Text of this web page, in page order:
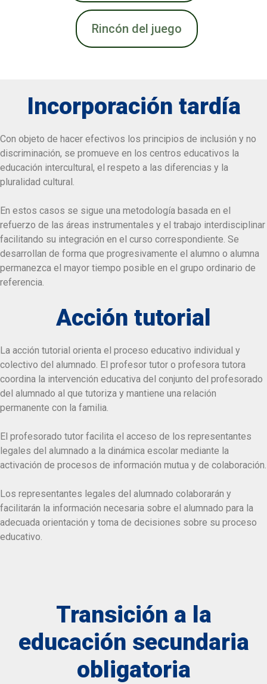
Rincón del juego
Incorporación tardía
Con objeto de hacer efectivos los principios de inclusión y no
discriminación, se promueve en los centros educativos la
educación intercultural, el respeto a las diferencias y la
pluralidad cultural.
En estos casos se sigue una metodología basada en el
refuerzo de las áreas instrumentales y el trabajo interdisciplinar
facilitando su integración en el curso correspondiente. Se
desarrollan de forma que progresivamente el alumno o alumna
permanezca el mayor tiempo posible en el grupo ordinario de
referencia.
Acción tutorial
La acción tutorial orienta el proceso educativo individual y
colectivo del alumnado. El profesor tutor o profesora tutora
coordina la intervención educativa del conjunto del profesorado
del alumnado al que tutoriza y mantiene una relación
permanente con la familia.
El profesorado tutor facilita el acceso de los representantes
legales del alumnado a la dinámica escolar mediante la
activación de procesos de información mutua y de colaboración.
Los representantes legales del alumnado colaborarán y
facilitarán la información necesaria sobre el alumnado para la
adecuada orientación y toma de decisiones sobre su proceso
educativo.
Transición a la
educación secundaria
obligatoria